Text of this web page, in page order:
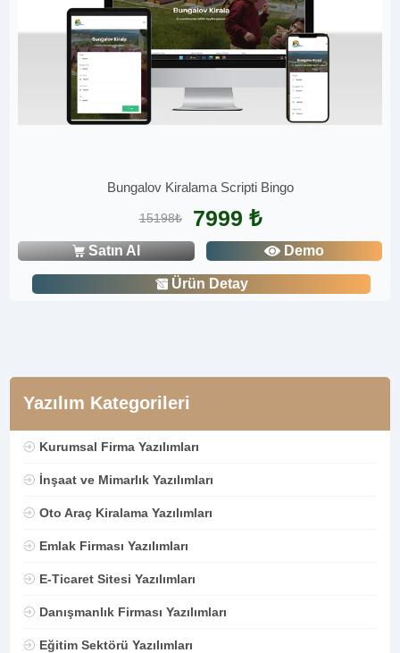
Yazılım Kategorileri
Kurumsal Firma Yazılımları
İnşaat ve Mimarlık Yazılımları
Oto Araç Kiralama Yazılımları
Emlak Firması Yazılımları
E-Ticaret Sitesi Yazılımları
Danışmanlık Firması Yazılımları
Eğitim Sektörü Yazılımları
Bungalov Kiralama Scripti Bingo
15198₺ 7999 ₺
Satın Al Demo
Ürün Detay